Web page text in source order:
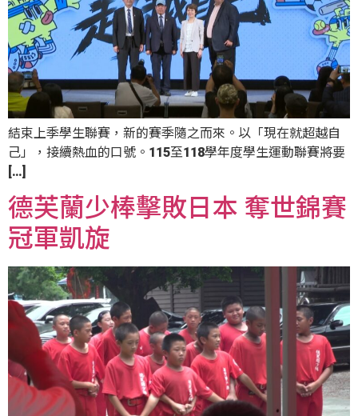
結束上季學生聯賽，新的賽季隨之而來。以「現在就超越自
己」，接續熱血的口號。115至118學年度學生運動聯賽將要
[…]
德芙蘭少棒擊敗日本 奪世錦賽
冠軍凱旋